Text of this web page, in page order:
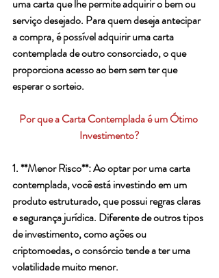
uma carta que lhe permite adquirir o bem ou
serviço desejado. Para quem deseja antecipar
a compra, é possível adquirir uma carta
contemplada de outro consorciado, o que
proporciona acesso ao bem sem ter que
esperar o sorteio.
Por que a Carta Contemplada é um Ótimo
Investimento?
1. **Menor Risco**: Ao optar por uma carta
contemplada, você está investindo em um
produto estruturado, que possui regras claras
e segurança jurídica. Diferente de outros tipos
de investimento, como ações ou
criptomoedas, o consórcio tende a ter uma
volatilidade muito menor.